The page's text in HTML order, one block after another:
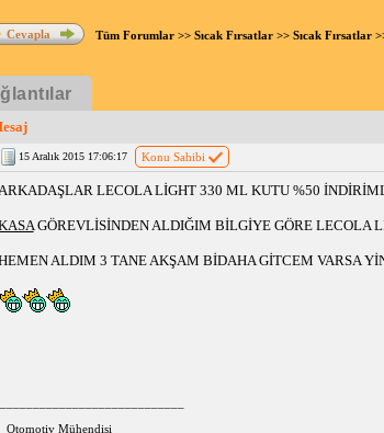
Cevapla Tüm Forumlar>> Sıcak Fırsatlar>> Sıcak Fırsatlar
15 Aralık 2015 17:06:17 Konu Sahibi
LECOLA LİGHT 330 ML KUTU %50
GÖREVLİSİNDEN ALDIĞIM BİLGİYE GÖRE LECOLA
ALDIM 3 TANE AKŞAM BİDAHA GİTCEM VARSA
Otomotiv Mühendisi